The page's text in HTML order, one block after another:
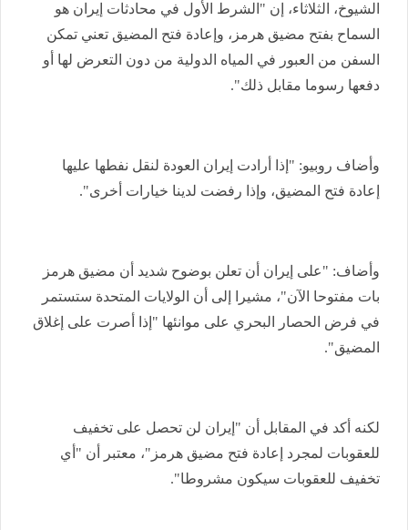
الشيوخ، الثلاثاء، إن "الشرط الأول في محادثات إيران هو
السماح بفتح مضيق هرمز، وإعادة فتح المضيق تعني تمكن
السفن من العبور في المياه الدولية من دون التعرض لها أو
دفعها رسوما مقابل ذلك".
وأضاف روبيو: "إذا أرادت إيران العودة لنقل نفطها عليها
إعادة فتح المضيق، وإذا رفضت لدينا خيارات أخرى".
وأضاف: "على إيران أن تعلن بوضوح شديد أن مضيق هرمز
بات مفتوحا الآن"، مشيرا إلى أن الولايات المتحدة ستستمر
في فرض الحصار البحري على موانئها "إذا أصرت على إغلاق
المضيق".
لكنه أكد في المقابل أن "إيران لن تحصل على تخفيف
للعقوبات لمجرد إعادة فتح مضيق هرمز"، معتبر أن "أي
تخفيف للعقوبات سيكون مشروطا".